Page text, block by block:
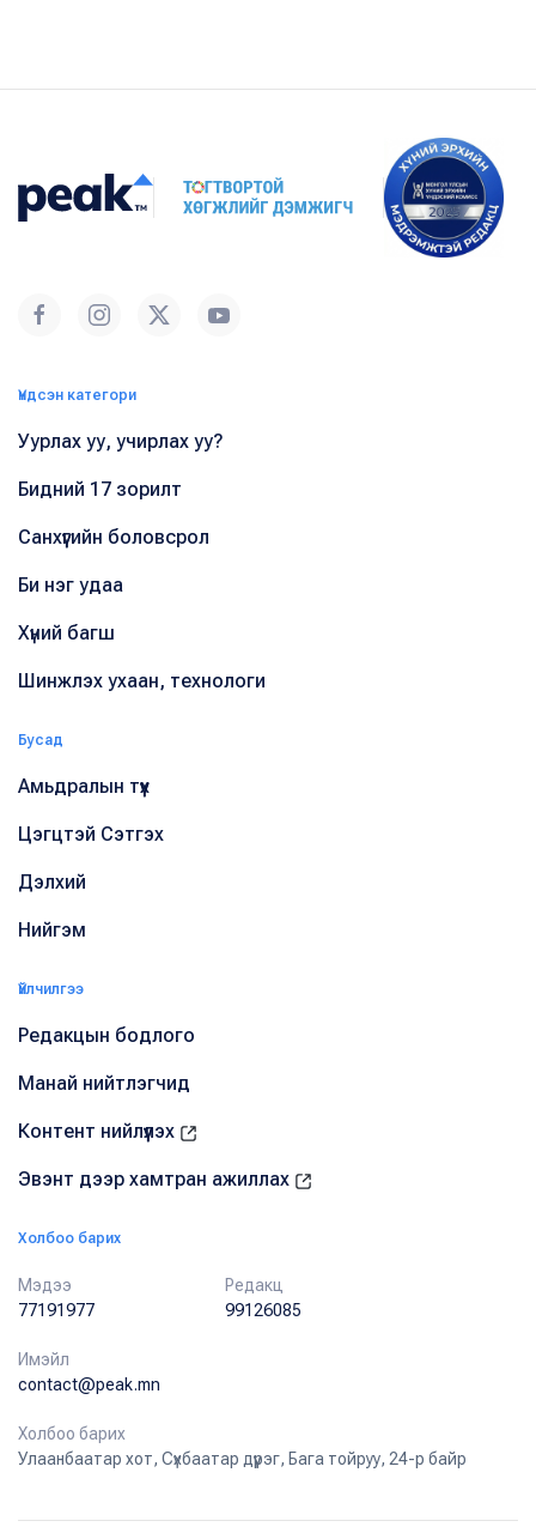
Үндсэн категори
Уурлах уу, учирлах уу?
Бидний 17 зорилт
Санхүүгийн боловсрол
Би нэг удаа
Хүний багш
Шинжлэх ухаан, технологи
Бусад
Амьдралын түүх
Цэгцтэй Сэтгэх
Дэлхий
Нийгэм
Үйлчилгээ
Редакцын бодлого
Манай нийтлэгчид
Контент нийлүүлэх
Эвэнт дээр хамтран ажиллах
Холбоо барих
Мэдээ
77191977
Редакц
99126085
Имэйл
contact@peak.mn
Холбоо барих
Улаанбаатар хот, Сүхбаатар дүүрэг, Бага тойруу, 24-р байр